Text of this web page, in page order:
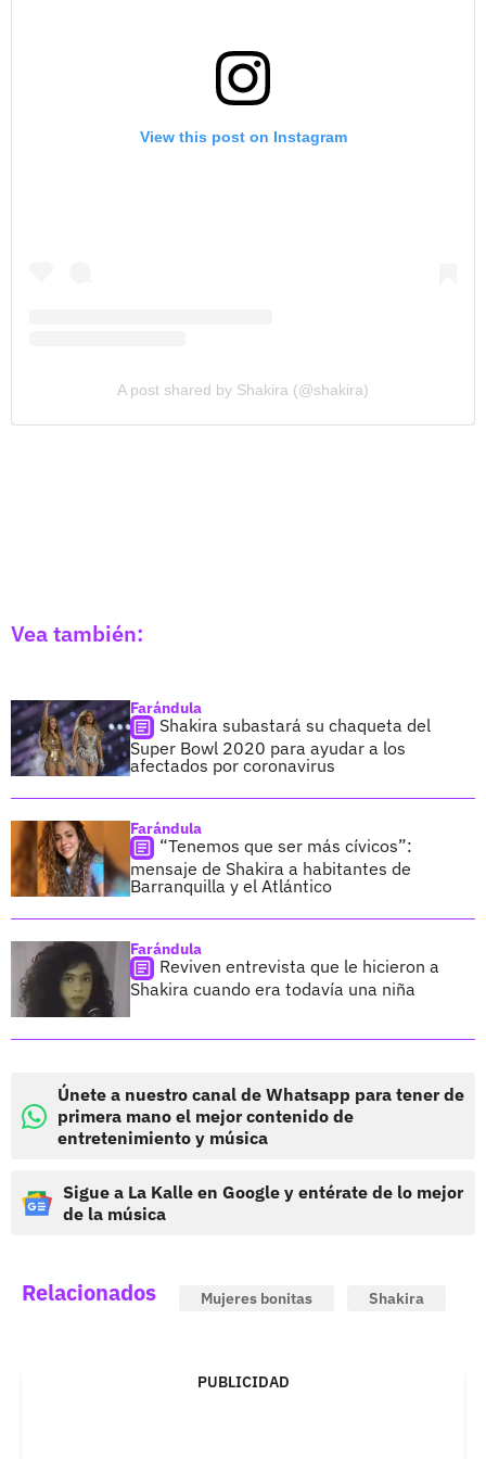
View this post on Instagram
A post shared by Shakira (@shakira)
Vea también:
Farándula
Shakira subastará su chaqueta del
Super Bowl 2020 para ayudar a los
afectados por coronavirus
Farándula
“Tenemos que ser más cívicos”:
mensaje de Shakira a habitantes de
Barranquilla y el Atlántico
Farándula
Reviven entrevista que le hicieron a
Shakira cuando era todavía una niña
Únete a nuestro canal de Whatsapp para tener de
primera mano el mejor contenido de
entretenimiento y música
Sigue a La Kalle en Google y entérate de lo mejor
de la música
Relacionados Mujeres bonitas Shakira
PUBLICIDAD